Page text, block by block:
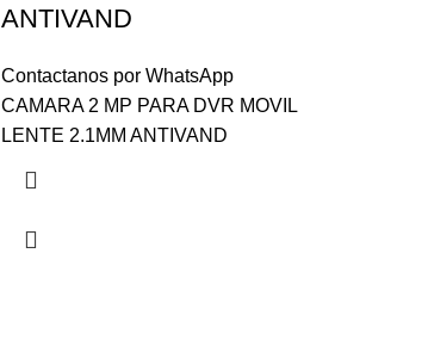
ANTIVAND
Contactanos por WhatsApp
CAMARA 2 MP PARA DVR MOVIL
LENTE 2.1MM ANTIVAND